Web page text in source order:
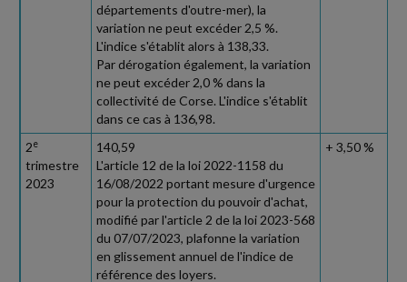
départements d'outre-mer), la
variation ne peut excéder 2,5 %.
L'indice s'établit alors à 138,33.
Par dérogation également, la variation
ne peut excéder 2,0 % dans la
collectivité de Corse. L'indice s'établit
dans ce cas à 136,98.
2e
trimestre
2023
140,59
L'article 12 de la loi 2022-1158 du
16/08/2022 portant mesure d'urgence
pour la protection du pouvoir d'achat,
modifié par l'article 2 de la loi 2023-568
du 07/07/2023, plafonne la variation
en glissement annuel de l'indice de
référence des loyers.
+ 3,50 %